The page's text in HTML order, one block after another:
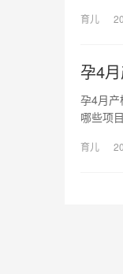
育儿
孕4
孕4月
哪些项
育儿